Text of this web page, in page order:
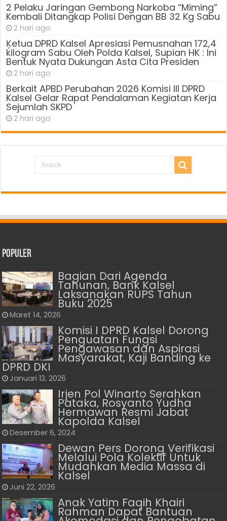
2 Pelaku Jaringan Gembong Narkoba “Miming”
Kembali Ditangkap Polisi Dengan BB 32 Kg Sabu
2 hari ago
Ķetua DPRD Kalsel Apresiasi Pemusnahan 172,4
kilogram Sabu Oleh Polda Kalsel, Supian HK : Ini
Bentuk Nyata Dukungan Asta Cita Presiden
2 hari ago
Berkait APBD Perubahan 2026 Komisi III DPRD
Kalsel Gelar Rapat Pendalaman Kegiatan Kerja
Sejumlah SKPD
2 hari ago
Populer
Bagian Dari Agenda
Tahunan, Bank Kalsel
Laksanakan RUPS Tahun
Buku 2025
Maret 14, 2026
Komisi I DPRD Kalsel Dorong
Penguatan Fungsi
Pengawasan dan Aspirasi
Masyarakat, Kaji Banding ke
DPRD DKI
Januari 13, 2026
Irjen Pol Winarto Serahkan
Pataka, Rosyanto Yudha
Hermawan Resmi Jabat
Kapolda Kalsel
Desember 6, 2024
Dewan Pers Dorong Verifikasi
Melalui Pola Kolektif Untuk
Mudahkan Media Massa di
Kalsel
Juni 22, 2026
Anak Yatim Faqih Khairi
Rahman Dapat Bantuan